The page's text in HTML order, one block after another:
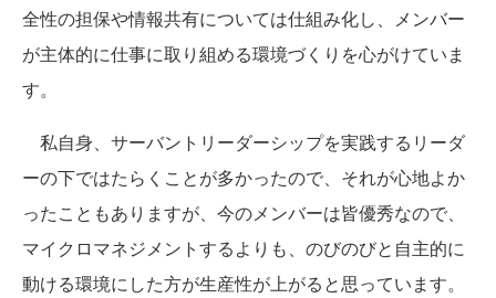
全性の担保や情報共有については仕組み化し、メンバー
が主体的に仕事に取り組める環境づくりを心がけていま
す。
私自身、サーバントリーダーシップを実践するリーダ
ーの下ではたらくことが多かったので、それが心地よか
ったこともありますが、今のメンバーは皆優秀なので、
マイクロマネジメントするよりも、のびのびと自主的に
動ける環境にした方が生産性が上がると思っています。